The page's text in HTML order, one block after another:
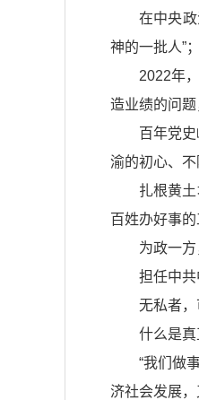
在中央
神的一批人”
2022年
造业绩的问
百年党
渝的初心、不
扎根黄
百姓办好事的
为政一
担任中
无私者
什么是真
“我们做
济社会发展